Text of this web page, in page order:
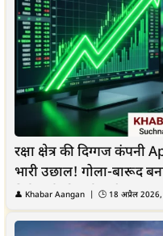
रक्षा क्षेत्र की दिग्गज
भारी उछाल! गोला-बारूद
निवेशकों की हुई चांदी
👤 Khabar Aangan | 🕒 18 अप्रैल